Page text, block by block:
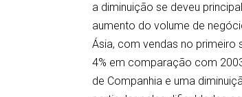
a diminuição se deveu
aumento do volume de
Ásia, com vendas no primeiro
4% em comparação com
de Companhia e uma